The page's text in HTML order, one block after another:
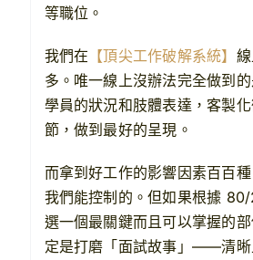
等職位。
我們在 【頂尖工作破解系統】
多。唯一線上沒辦法完全做到
學員的狀況和肢體表達，客製
節，做到最好的呈現。
而拿到好工作的影響因素百百
我們能控制的。但如果根據
選一個最關鍵而且可以掌握的
定是打磨「面試故事」——清晰